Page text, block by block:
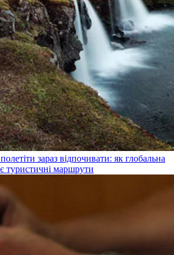
зараз відпочивати: як глобальна
туристичні маршрути